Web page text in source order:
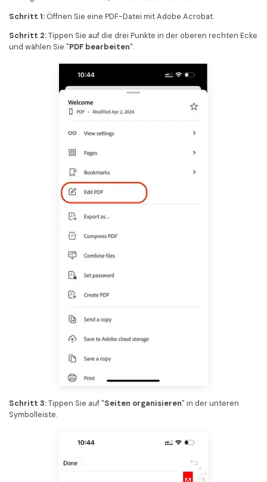
Schritt 1: Öffnen Sie eine PDF-Datei mit Adobe Acrobat.
Schritt 2:Tippen Sie auf die drei Punkte in der oberen rechten Ecke
und wählen Sie "PDF bearbeiten".
Schritt 3:Tippen Sie auf "Seiten organisieren" in der unteren
Symbolleiste.